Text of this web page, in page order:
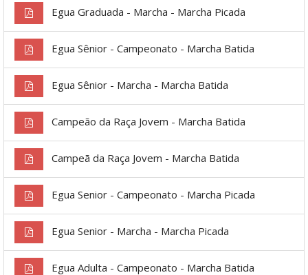
Egua Graduada - Marcha - Marcha Picada
Egua Sênior - Campeonato - Marcha Batida
Egua Sênior - Marcha - Marcha Batida
Campeão da Raça Jovem - Marcha Batida
Campeã da Raça Jovem - Marcha Batida
Egua Senior - Campeonato - Marcha Picada
Egua Senior - Marcha - Marcha Picada
Egua Adulta - Campeonato - Marcha Batida